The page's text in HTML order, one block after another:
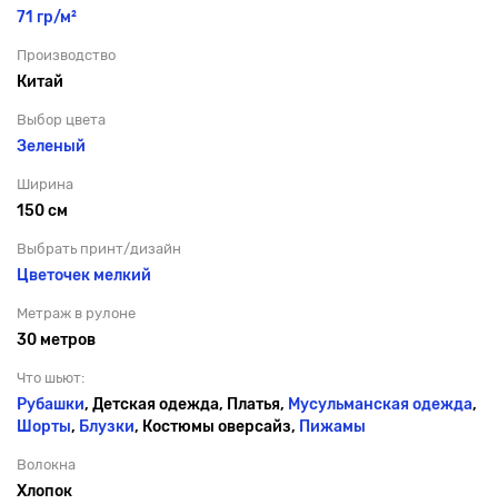
71 гр/м²
Производство
Китай
Выбор цвета
Зеленый
Ширина
150 см
Выбрать принт/дизайн
Цветочек мелкий
Метраж в рулоне
30 метров
Что шьют:
Рубашки, Детская одежда, Платья, Мусульманская одежда,
Шорты, Блузки, Костюмы оверсайз, Пижамы
Волокна
Хлопок